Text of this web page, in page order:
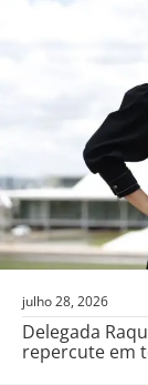
julho 28, 2026
Delegada
repercute em